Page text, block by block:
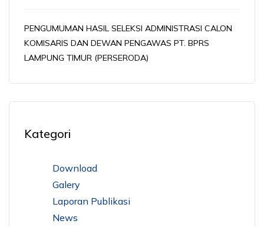
PENGUMUMAN HASIL SELEKSI ADMINISTRASI CALON
KOMISARIS DAN DEWAN PENGAWAS PT. BPRS
LAMPUNG TIMUR (PERSERODA)
Kategori
Download
Galery
Laporan Publikasi
News